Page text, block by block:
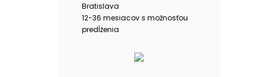
Bratislava
12-36 mesiacov s možnosťou
predĺženia